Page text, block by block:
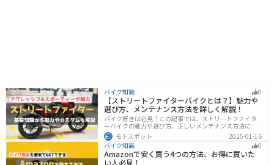
バイク知識 0
【ストリートファイターバイクとは？】魅力や
選び方、メンテナンス方法を詳しく解説！
バイク好きは必見！この記事では、ストリートファイタ
ーバイクの魅力や選び方、正しいメンテナンス方法につ
いて解説しています。実はストリートファイターバイク
は、個性的なデザインと高い走行性能が魅力です。この
記事を読めば、ストリートファイターバイクの魅力がわ
かります。
モトスポット
2025-01-16
バイク知識
0
Amazonで安く買う4つの方法、お得に買いた
い人必見！